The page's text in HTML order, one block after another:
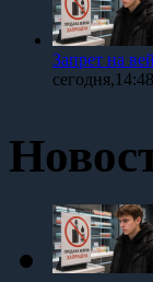
Запрет на
сегодня,14:48